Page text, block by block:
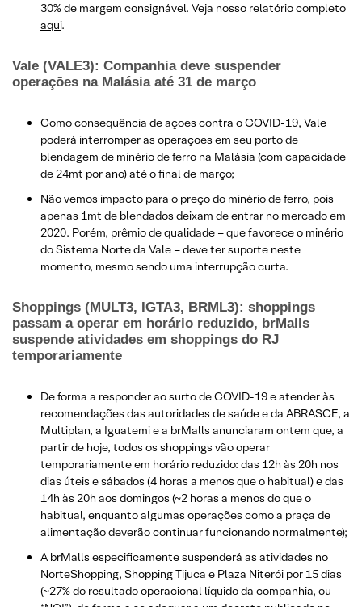
30% de margem consignável. Veja nosso relatório completo
aqui.
Vale (VALE3): Companhia deve suspender
operaçōes na Malásia até 31 de março
Como consequência de açōes contra o COVID-19, Vale
poderá interromper as operaçōes em seu porto de
blendagem de minério de ferro na Malásia (com capacidade
de 24mt por ano) até o final de março;
Não vemos impacto para o preço do minério de ferro, pois
apenas 1mt de blendados deixam de entrar no mercado em
2020. Porém, prêmio de qualidade – que favorece o minério
do Sistema Norte da Vale – deve ter suporte neste
momento, mesmo sendo uma interrupção curta.
Shoppings (MULT3, IGTA3, BRML3): shoppings
passam a operar em horário reduzido, brMalls
suspende atividades em shoppings do RJ
temporariamente
De forma a responder ao surto de COVID-19 e atender às
recomendações das autoridades de saúde e da ABRASCE, a
Multiplan, a Iguatemi e a brMalls anunciaram ontem que, a
partir de hoje, todos os shoppings vão operar
temporariamente em horário reduzido: das 12h às 20h nos
dias úteis e sábados (4 horas a menos que o habitual) e das
14h às 20h aos domingos (~2 horas a menos do que o
habitual, enquanto algumas operações como a praça de
alimentação deverão continuar funcionando normalmente);
A brMalls especificamente suspenderá as atividades no
NorteShopping, Shopping Tijuca e Plaza Niterói por 15 dias
(~27% do resultado operacional líquido da companhia, ou